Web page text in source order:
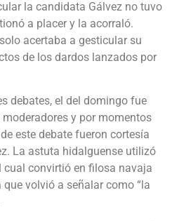
la candidata Gálvez no tuvo
a placer y la acorraló.
acertaba a gesticular su
de los dardos lanzados por
debates, el del domingo fue
y por momentos
este debate fueron cortesía
La astuta hidalguense utilizó
cual convirtió en filosa navaja
volvió a señalar como “la